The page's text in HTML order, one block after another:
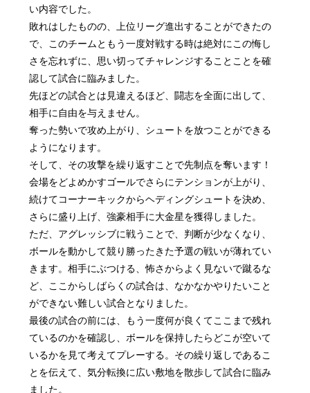
い内容でした。
敗れはしたものの、上位リーグ進出することができたの
で、このチームともう一度対戦する時は絶対にこの悔し
さを忘れずに、思い切ってチャレンジすることことを確
認して試合に臨みました。
先ほどの試合とは見違えるほど、闘志を全面に出して、
相手に自由を与えません。
奪った勢いで攻め上がり、シュートを放つことができる
ようになります。
そして、その攻撃を繰り返すことで先制点を奪います！
会場をどよめかすゴールでさらにテンションが上がり、
続けてコーナーキックからヘディングシュートを決め、
さらに盛り上げ、強豪相手に大金星を獲得しました。
ただ、アグレッシブに戦うことで、判断が少なくなり、
ボールを動かして競り勝ったきた予選の戦いが薄れてい
きます。相手にぶつける、怖さからよく見ないで蹴るな
ど、ここからしばらくの試合は、なかなかやりたいこと
ができない難しい試合となりました。
最後の試合の前には、もう一度何が良くてここまで残れ
ているのかを確認し、ボールを保持したらどこが空いて
いるかを見て考えてプレーする。その繰り返しであるこ
とを伝えて、気分転換に広い敷地を散歩して試合に臨み
ました。